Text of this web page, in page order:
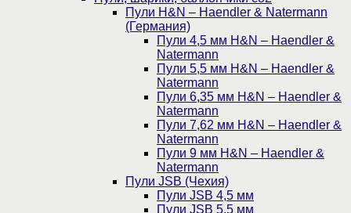
Пули H&N – Haendler & Natermann
(Германия)
Пули 4,5 мм H&N – Haendler &
Natermann
Пули 5,5 мм H&N – Haendler &
Natermann
Пули 6,35 мм H&N – Haendler &
Natermann
Пули 7,62 мм H&N – Haendler &
Natermann
Пули 9 мм H&N – Haendler &
Natermann
Пули JSB (Чехия)
Пули JSB 4,5 мм
Пули JSB 5,5 мм